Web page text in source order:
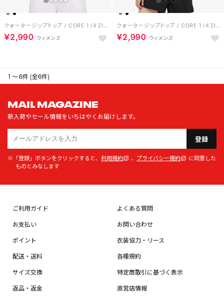
クォータージップトップ / CORE 1/4 ZIP LS MOCK NECK TOP （ペールパープル）
￥2,990
クォータージップトップ / CORE 1/4 ZIP LS MOCK NECK TOP （ブラック）
￥2,990
1 ～ 6件 (全6件)
MAIL MAGAZINE
新入荷やセール情報をいちはやくお届けします。
登録
※「登録」ボタンをクリックすると、 利用規約 、 プライバシー規約
に同意した
ものとみなします
ご利用ガイド
お支払い
ポイント
配送・送料
サイズ交換
返品・返金
よくある質問
お問い合わせ
衣装協力・リース
各種規約
特定商取引に基づく表示
直営店情報